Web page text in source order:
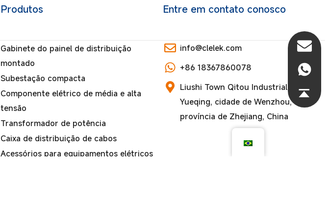
Produtos
Gabinete do painel de distribuição
montado
Subestação compacta
Componente elétrico de média e alta
tensão
Transformador de potência
Caixa de distribuição de cabos
Acessórios para equipamentos elétricos
Entre em contato conosco
info@clelek.com
+86 18367860078
Liushi Town Qitou Industrial Zone,
Yueqing, cidade de Wenzhou,
província de Zhejiang, China